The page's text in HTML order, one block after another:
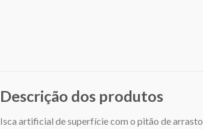
Descrição dos produtos
Isca artificial de superfície com o pitão de